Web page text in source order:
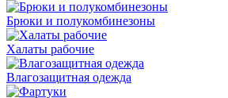
Брюки и полукомбинезоны
Халаты рабочие
Влагозащитная одежда